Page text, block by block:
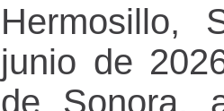
Hermosillo,
junio de
de Sonora,